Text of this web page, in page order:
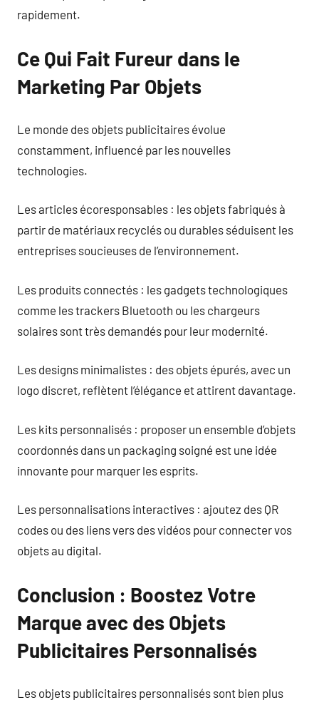
rapidement.
Ce Qui Fait Fureur dans le
Marketing Par Objets
Le monde des objets publicitaires évolue
constamment, influencé par les nouvelles
technologies.
Les articles écoresponsables : les objets fabriqués à
partir de matériaux recyclés ou durables séduisent les
entreprises soucieuses de l’environnement.
Les produits connectés : les gadgets technologiques
comme les trackers Bluetooth ou les chargeurs
solaires sont très demandés pour leur modernité.
Les designs minimalistes : des objets épurés, avec un
logo discret, reflètent l’élégance et attirent davantage.
Les kits personnalisés : proposer un ensemble d’objets
coordonnés dans un packaging soigné est une idée
innovante pour marquer les esprits.
Les personnalisations interactives : ajoutez des QR
codes ou des liens vers des vidéos pour connecter vos
objets au digital.
Conclusion : Boostez Votre
Marque avec des Objets
Publicitaires Personnalisés
Les objets publicitaires personnalisés sont bien plus